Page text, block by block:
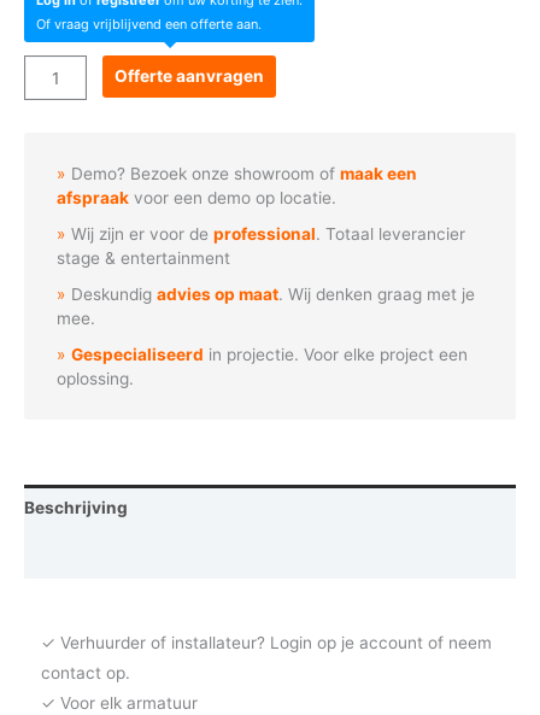
Of vraag vrijblijvend een offerte aan.
Goboservice
-
Jezus
aantal
Offerte aanvragen
Demo? Bezoek onze showroom ofmaak een
afspraak voor een demo op locatie.
Wij zijn er voor deprofessional. Totaal leverancier
stage & entertainment
Deskundigadvies op maat. Wij denken graag met je
mee.
Gespecialiseerd in projectie. Voor elke project een
oplossing.
Beschrijving
✓ Verhuurder of installateur? Login op je account of neem
contact op.
✓ Voor elk armatuur